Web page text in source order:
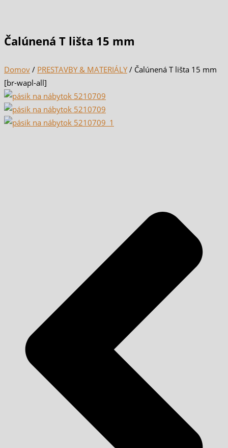
Čalúnená T lišta 15 mm
Domov / PRESTAVBY & MATERIÁLY/ Čalúnená T lišta 15 mm
[br-wapl-all]